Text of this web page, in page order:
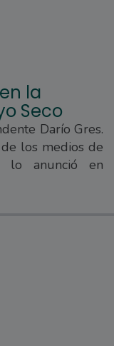
la
Seco
Darío Gres.
los medios de
lo anunció en